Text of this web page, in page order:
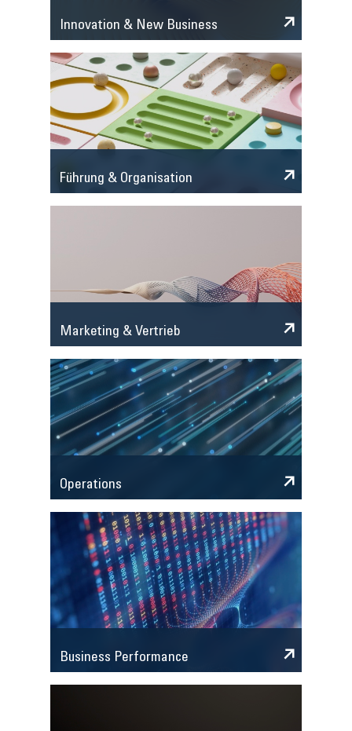
Innovation & New Business
Führung & Organisation
Marketing & Vertrieb
Operations
Business Performance